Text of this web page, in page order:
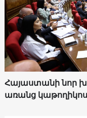
Հայաստանի նոր
առանց